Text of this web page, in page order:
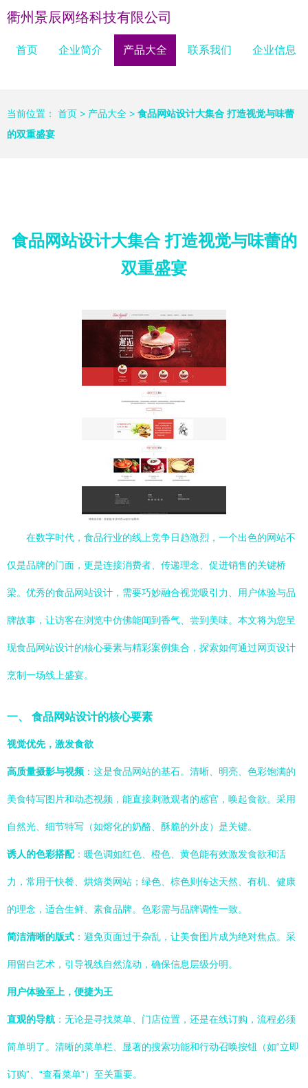
衢州景辰网络科技有限公司
首页 企业简介 产品大全 联系我们 企业信息
当前位置： 首页 > 产品大全 > 食品网站设计大集合 打造视觉与味蕾
的双重盛宴
食品网站设计大集合 打造视觉与味蕾的
双重盛宴
在数字时代，食品行业的线上竞争日趋激烈，一个出色的网站不
仅是品牌的门面，更是连接消费者、传递理念、促进销售的关键桥
梁。优秀的食品网站设计，需要巧妙融合视觉吸引力、用户体验与品
牌故事，让访客在浏览中仿佛能闻到香气、尝到美味。本文将为您呈
现食品网站设计的核心要素与精彩案例集合，探索如何通过网页设计
烹制一场线上盛宴。
一、 食品网站设计的核心要素
视觉优先，激发食欲
高质量摄影与视频 ：这是食品网站的基石。清晰、明亮、色彩饱满的
美食特写图片和动态视频，能直接刺激观者的感官，唤起食欲。采用
自然光、细节特写（如熔化的奶酪、酥脆的外皮）是关键。
诱人的色彩搭配：暖色调如红色、橙色、黄色能有效激发食欲和活
力，常用于快餐、烘焙类网站；绿色、棕色则传达天然、有机、健康
的理念，适合生鲜、素食品牌。色彩需与品牌调性一致。
简洁清晰的版式 ：避免页面过于杂乱，让美食图片成为绝对焦点。采
用留白艺术，引导视线自然流动，确保信息层级分明。
用户体验至上，便捷为王
直观的导航 ：无论是寻找菜单、门店位置，还是在线订购，流程必须
简单明了。清晰的菜单栏、显著的搜索功能和行动召唤按钮（如“立即
订购”、“查看菜单”）至关重要。